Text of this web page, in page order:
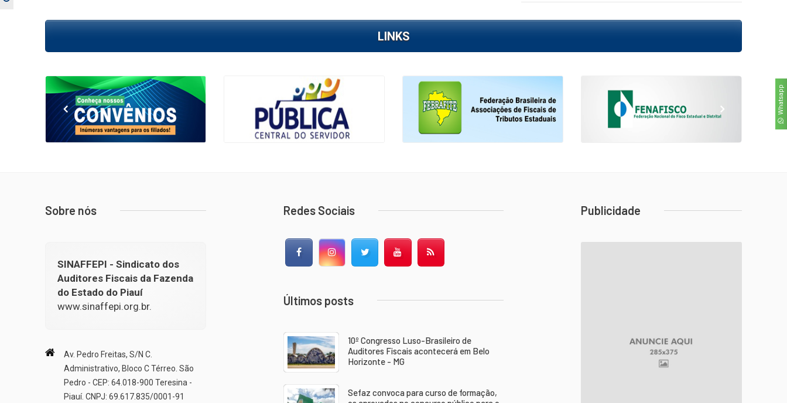
Whatsapp
LINKS
Sobre nós
SINAFFEPI - Sindicato dos
Auditores Fiscais da Fazenda
do Estado do Piauí
www.sinaffepi.org.br.
Av. Pedro Freitas, S/N C.
Administrativo, Bloco C Térreo. São
Pedro - CEP: 64.018-900 Teresina -
Piauí. CNPJ: 69.617.835/0001-91
Redes Sociais
FacebookInstagram Twitter YouTube
Últimos posts
10º Congresso Luso-Brasileiro de
Auditores Fiscais acontecerá em Belo
Horizonte - MG
Sefaz convoca para curso de formação,
Publicidade